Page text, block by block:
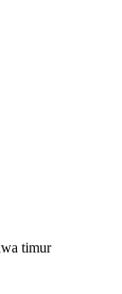
timur